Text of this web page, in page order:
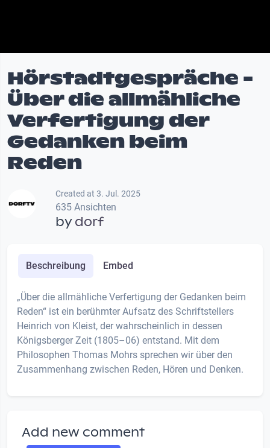
Hörstadtgespräche -
Über die allmähliche
Verfertigung der
Gedanken beim
Reden
Created at 3. Jul. 2025
635 Ansichten
bydorf
Beschreibung Embed
„Über die allmähliche Verfertigung der Gedanken beim
Reden“ ist ein berühmter Aufsatz des Schriftstellers
Heinrich von Kleist, der wahrscheinlich in dessen
Königsberger Zeit (1805–06) entstand. Mit dem
Philosophen Thomas Mohrs sprechen wir über den
Zusammenhang zwischen Reden, Hören und Denken.
Add new comment